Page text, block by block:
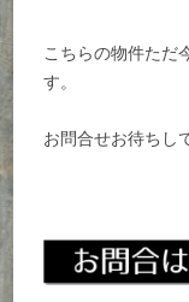
こちらの物件ただ
す。
お問合せお待ちし